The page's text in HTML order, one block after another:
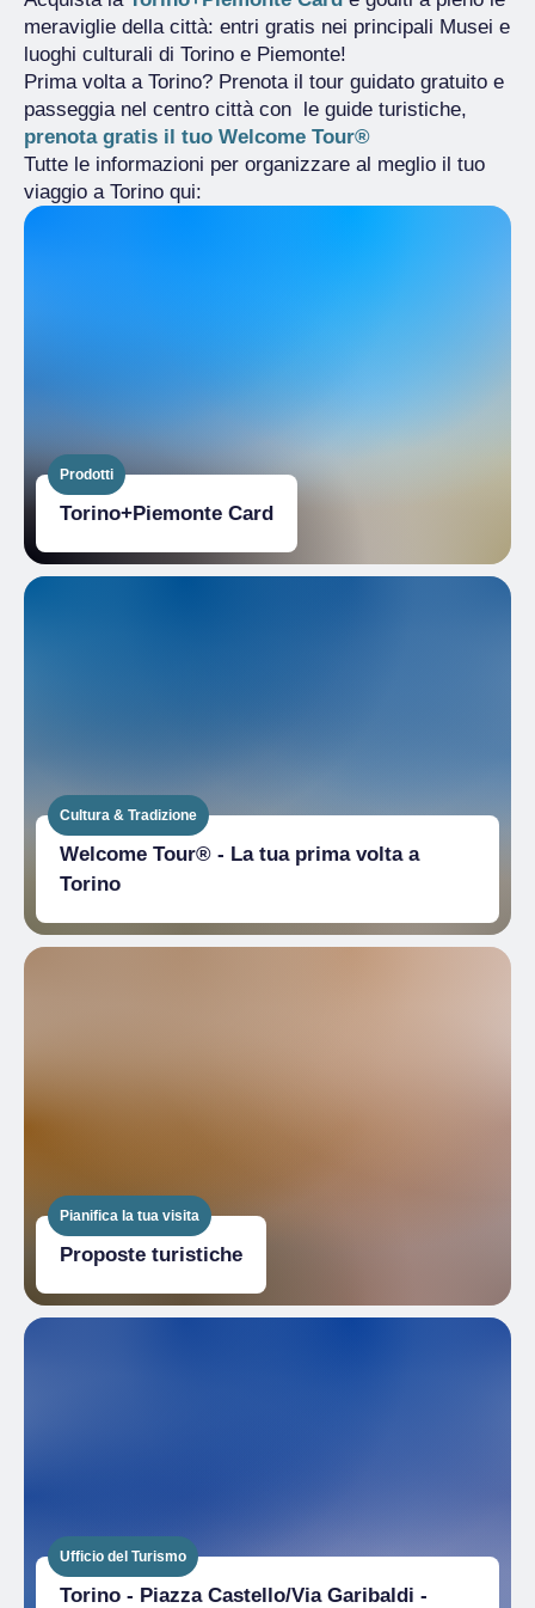
meraviglie della città: entri gratis nei principali Musei e
luoghi culturali di Torino e Piemonte!
Prima volta a Torino? Prenota il tour guidato gratuito e
passeggia nel centro città con le guide turistiche,
prenota gratis il tuo Welcome Tour®
Tutte le informazioni per organizzare al meglio il tuo
viaggio a Torino qui:
Prodotti
Torino+​Piemonte Card
Cultura & Tradizione
Welcome Tour® - La tua prima volta a
Torino
Pianifica la tua visita
Proposte turistiche
Ufficio del Turismo
Torino - Piazza Castello/Via Garibaldi -